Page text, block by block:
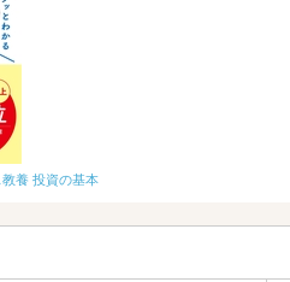
養 投資の基本